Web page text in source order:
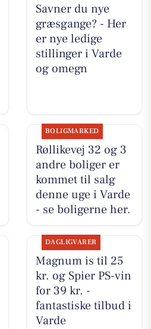
Savner du nye
græsgange? - Her
er nye ledige
stillinger i Varde
og omegn
BOLIGMARKED
Røllikevej 32 og 3
andre boliger er
kommet til salg
denne uge i Varde
- se boligerne her.
DAGLIGVARER
Magnum is til 25
kr. og Spier PS-vin
for 39 kr. -
fantastiske tilbud i
Varde